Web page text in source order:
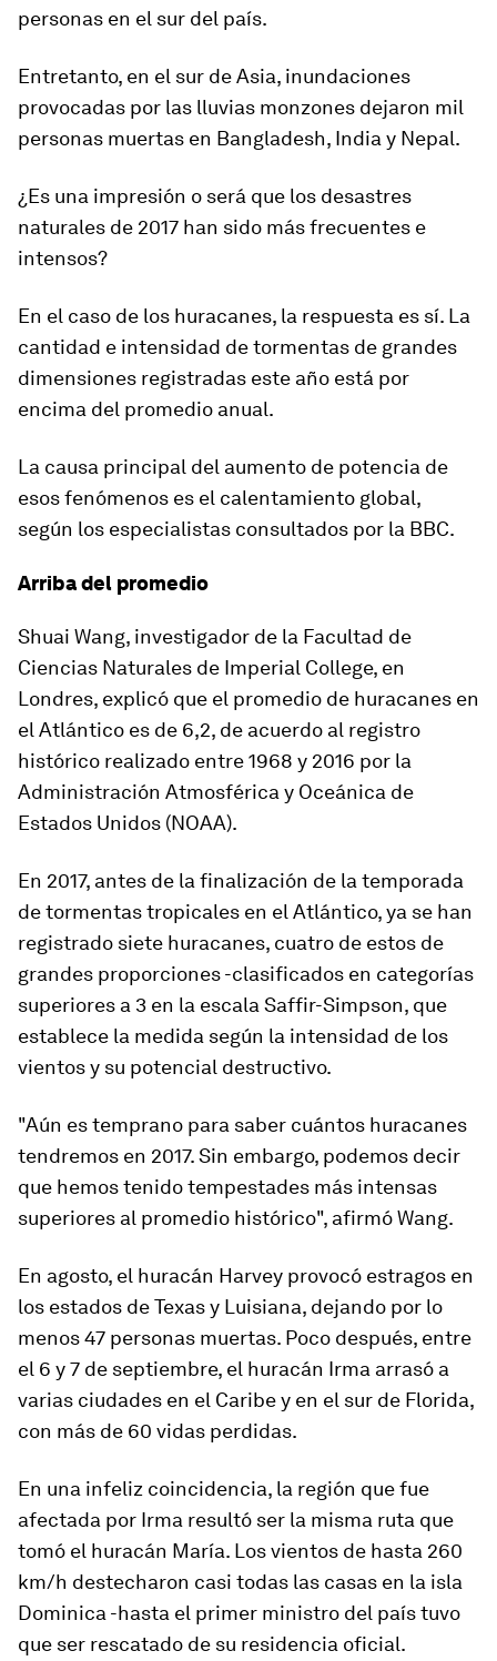
personas en el sur del país.
Entretanto, en el sur de Asia, inundaciones
provocadas por las lluvias monzones dejaron mil
personas muertas en Bangladesh, India y Nepal.
¿Es una impresión o será que los desastres
naturales de 2017 han sido más frecuentes e
intensos?
En el caso de los huracanes, la respuesta es sí. La
cantidad e intensidad de tormentas de grandes
dimensiones registradas este año está por
encima del promedio anual.
La causa principal del aumento de potencia de
esos fenómenos es el calentamiento global,
según los especialistas consultados por la BBC.
Arriba del promedio
Shuai Wang, investigador de la Facultad de
Ciencias Naturales de Imperial College, en
Londres, explicó que el promedio de huracanes en
el Atlántico es de 6,2, de acuerdo al registro
histórico realizado entre 1968 y 2016 por la
Administración Atmosférica y Oceánica de
Estados Unidos (NOAA).
En 2017, antes de la finalización de la temporada
de tormentas tropicales en el Atlántico, ya se han
registrado siete huracanes, cuatro de estos de
grandes proporciones -clasificados en categorías
superiores a 3 en la escala Saffir-Simpson, que
establece la medida según la intensidad de los
vientos y su potencial destructivo.
"Aún es temprano para saber cuántos huracanes
tendremos en 2017. Sin embargo, podemos decir
que hemos tenido tempestades más intensas
superiores al promedio histórico", afirmó Wang.
En agosto, el huracán Harvey provocó estragos en
los estados de Texas y Luisiana, dejando por lo
menos 47 personas muertas. Poco después, entre
el 6 y 7 de septiembre, el huracán Irma arrasó a
varias ciudades en el Caribe y en el sur de Florida,
con más de 60 vidas perdidas.
En una infeliz coincidencia, la región que fue
afectada por Irma resultó ser la misma ruta que
tomó el huracán María. Los vientos de hasta 260
km/h destecharon casi todas las casas en la isla
Dominica -hasta el primer ministro del país tuvo
que ser rescatado de su residencia oficial.